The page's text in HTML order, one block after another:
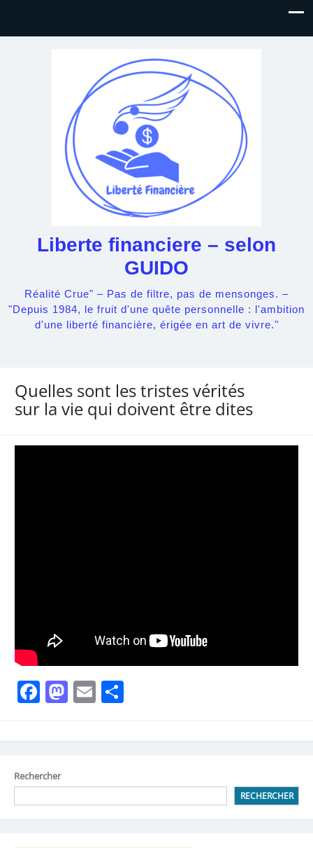
Liberte financiere – selon
GUIDO
Réalité Crue" – Pas de filtre, pas de mensonges. –
"Depuis 1984, le fruit d'une quête personnelle : l'ambition
d'une liberté financière, érigée en art de vivre."
Quelles sont les tristes vérités
sur la vie qui doivent être dites
Facebook
Mastodon
Email
Rechercher
RECHERCHER